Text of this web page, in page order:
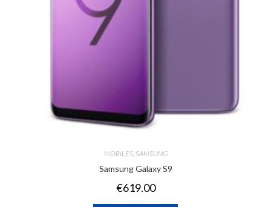
MOBILES, SAMSUNG
Samsung Galaxy S9
€619.00